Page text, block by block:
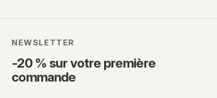
NEWSLETTER
-20 % sur votre première
commande